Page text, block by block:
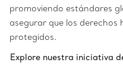
promoviendo estándares
asegurar que los derechos
protegidos.
Explore nuestra iniciativa